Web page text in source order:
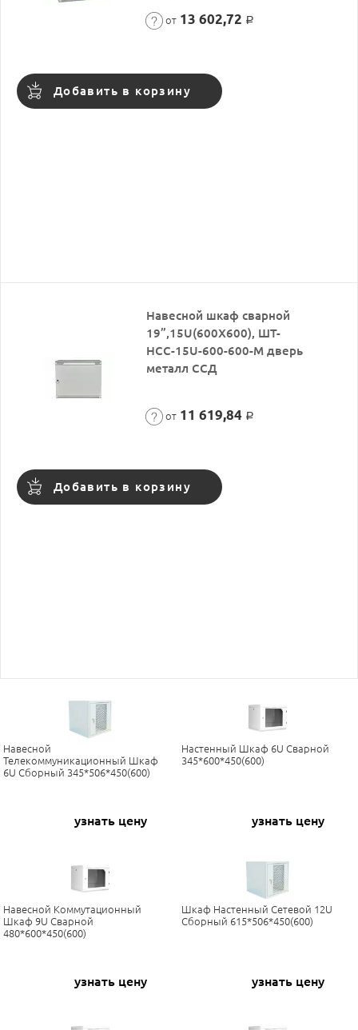
от 13 602,72 Р
Добавить в корзину
Навесной шкаф сварной
19”,15U(600X600), ШТ-
НСС-15U-600-600-М дверь
металл ССД
от 11 619,84 Р
Добавить в корзину
Навесной
Телекоммуникационный Шкаф
6U Сборный 345*506*450(600)
узнать цену
Настенный Шкаф 6U Сварной
345*600*450(600)
узнать цену
Навесной Коммутационный
Шкаф 9U Сварной
480*600*450(600)
узнать цену
Шкаф Настенный Сетевой 12U
Сборный 615*506*450(600)
узнать цену